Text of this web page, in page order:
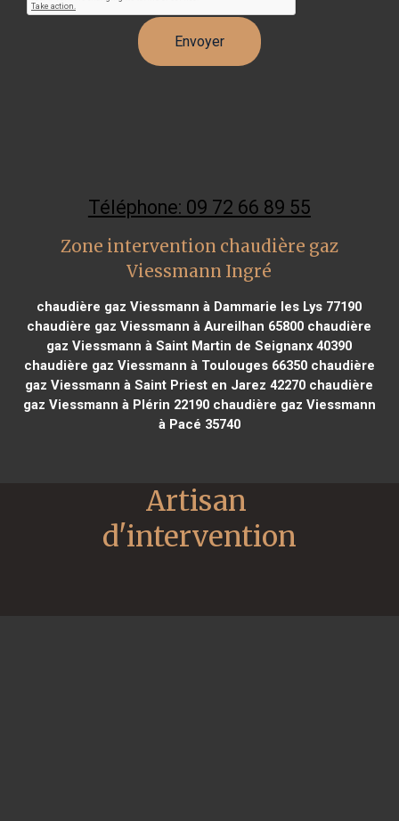
Téléphone: 09 72 66 89 55
Zone intervention chaudière gaz
Viessmann Ingré
chaudière gaz Viessmann à Dammarie les Lys 77190
chaudière gaz Viessmann à Aureilhan 65800 chaudière
gaz Viessmann à Saint Martin de Seignanx 40390
chaudière gaz Viessmann à Toulouges 66350chaudière
gaz Viessmann à Saint Priest en Jarez 42270 chaudière
gaz Viessmann à Plérin 22190chaudière gaz Viessmann
à Pacé 35740
Artisan
d'intervention